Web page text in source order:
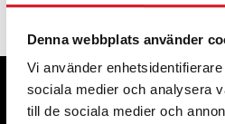
Denna webbplats använder
Vi använder
sociala medier och analysera
till de sociala medier och